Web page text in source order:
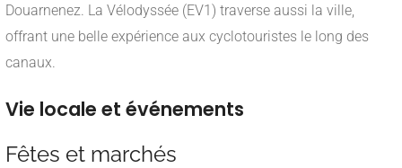
Douarnenez. La Vélodyssée (EV1) traverse aussi la ville,
offrant une belle expérience aux cyclotouristes le long des
canaux.
Vie locale et événements
Fêtes et marchés